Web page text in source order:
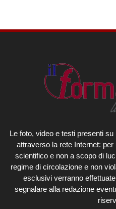
Le foto, video e testi presenti
attraverso la rete Internet:
scientifico e non a scopo di
regime di circolazione e non
esclusivi verranno
segnalare alla redazione